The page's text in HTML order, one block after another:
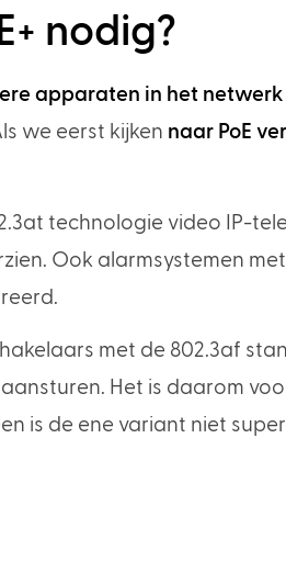
nodig?
apparaten in het
we eerst kijken naar PoE
technologie video IP-
Ook alarmsystemen
met de 802.3af
Het is daarom
is de ene variant niet